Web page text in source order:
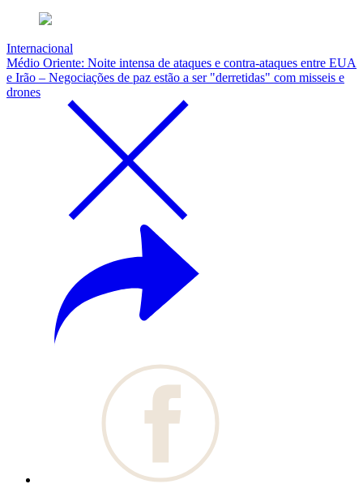
Internacional
Médio Oriente: Noite intensa de ataques e contra-ataques entre EUA
e Irão – Negociações de paz estão a ser "derretidas" com misseis e
drones